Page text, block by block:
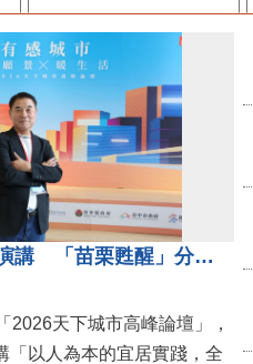
苗栗縣長鍾東錦受邀演講 「苗栗甦醒」分享近年轉變
天下城市高峰論壇」，
「以人為本的宜居實踐，全